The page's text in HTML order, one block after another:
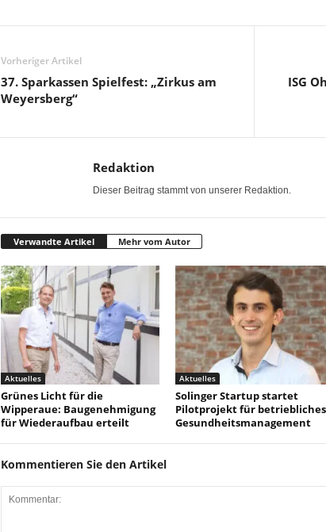
Vorheriger Artikel
37. Sparkassen Spielfest: „Zirkus am
Weyersberg“
ISG
Redaktion
Dieser Beitrag stammt von unserer Redaktion.
Verwandte Artikel Mehr vom Autor
Aktuelles
Grünes Licht für die
Wipperaue: Baugenehmigung
für Wiederaufbau erteilt
Aktuelles
Solinger Startup startet
Pilotprojekt für betriebliches
Gesundheitsmanagement
Kommentieren Sie den Artikel